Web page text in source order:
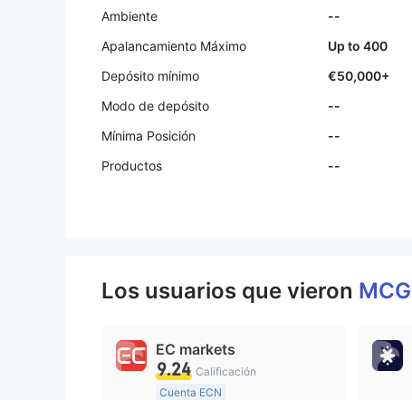
Ambiente --
Apalancamiento Máximo
Up to 400
Depósito mínimo
€50,000+
Modo de depósito
--
Mínima Posición
--
Productos
--
Los usuarios que vieron MCG
EC markets
9.24 Calificación
Cuenta ECN